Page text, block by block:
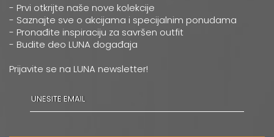
- Prvi otkrijte naše nove kolekcije
- Saznajte sve o akcijama i specijalnim ponudama
- Pronađite inspiraciju za savršen outfit
- Budite deo LUNA događaja
Prijavite se na LUNA newsletter!